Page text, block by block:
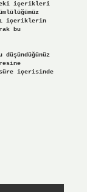
içerikleri
içeriklerin
bu
içerisinde